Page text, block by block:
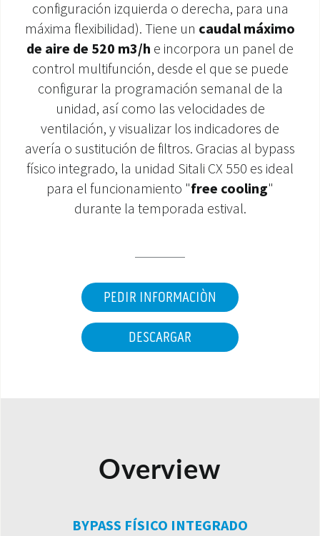
ÁREA DE DESCARGA
configuración izquierda o derecha, para una
máxima flexibilidad). Tiene un caudal máximo
de aire de 520 m3/h e incorpora un panel de
control multifunción, desde el que se puede
configurar la programación semanal de la
unidad, así como las velocidades de
ventilación, y visualizar los indicadores de
avería o sustitución de filtros. Gracias al bypass
físico integrado, la unidad Sitali CX 550 es ideal
para el funcionamiento "free cooling"
durante la temporada estival.
PEDIR INFORMACIÒN
DESCARGAR
Overview
BYPASS FÍSICO INTEGRADO